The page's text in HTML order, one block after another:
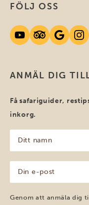
ANMÄL DIG
Få safariguider,
inkorg.
namn
(Obligatoriskt)
post
(Obligatoriskt)
Genom att anmäla dig
FÖLJ OSS